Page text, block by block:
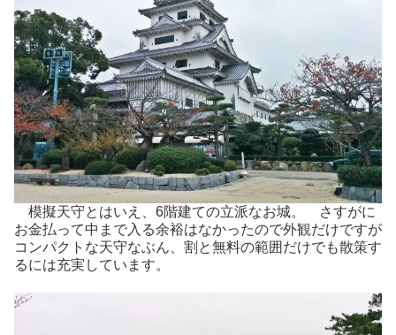
模擬天守とはいえ、6階建ての立派なお城。 さすがに
お金払って中まで入る余裕はなかったので外観だけですが
コンパクトな天守なぶん、割と無料の範囲だけでも散策す
るには充実しています。